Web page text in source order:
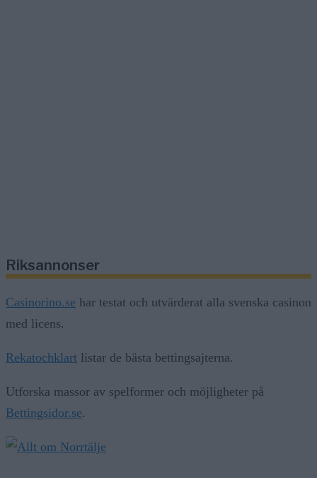
Riksannonser
Casinorino.se har testat och utvärderat alla svenska casinon
med licens.
Rekatochklart listar de bästa bettingsajterna.
Utforska massor av spelformer och möjligheter på
Bettingsidor.se.